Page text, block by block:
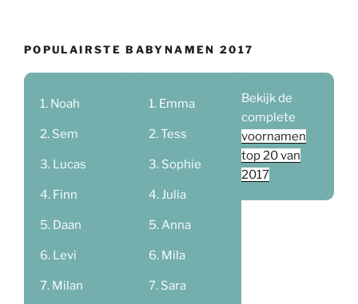
POPULAIRSTE BABYNAMEN 2017
Noah
Sem
Lucas
Finn
Daan
Levi
Milan
Emma
Tess
Sophie
Julia
Anna
Mila
Sara
Bekijk de
complete
voornamen
top 20 van
2017